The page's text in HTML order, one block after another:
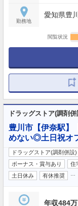
勤務地
愛知県豊
閲覧状況
ドラッグストア(調剤
豊川市【伊奈駅】
めない◎土日祝オ
ドラッグストア(調剤併設)
ボーナス・賞与あり
住
土日休み
有休推奨
年収484